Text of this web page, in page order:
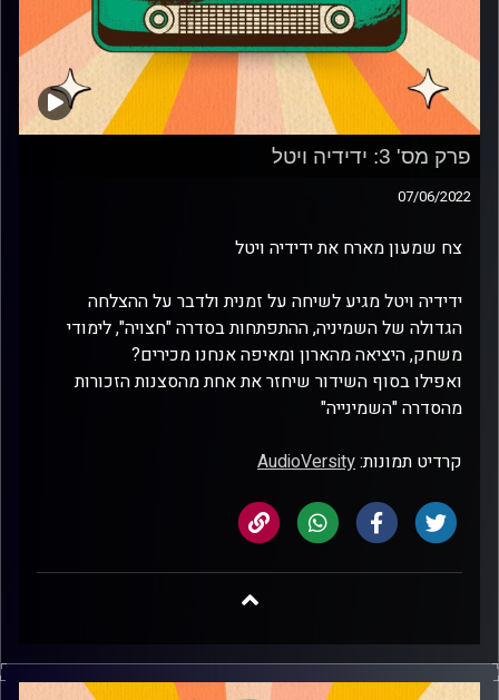
פרק מס' 3: ידידיה ויטל
07/06/2022
צח שמעון מארח את ידידיה ויטל
ידידיה ויטל מגיע לשיחה על זמנית ולדבר על ההצלחה
הגדולה של השמיניה, ההתפתחות בסדרה "חצויה", לימודי
משחק, היציאה מהארון ומאיפה אנחנו מכירים?
ואפילו בסוף השידור שיחזר את אחת מהסצנות הזכורות
מהסדרה "השמינייה"
קרדיט תמונות:AudioVersity